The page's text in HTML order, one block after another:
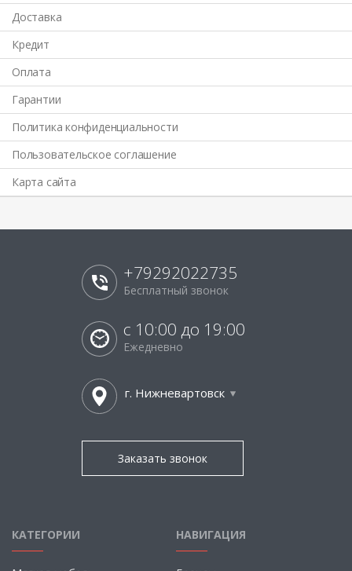
Доставка
Кредит
Оплата
Гарантии
Политика конфиденциальности
Пользовательское соглашение
Карта сайта
+79292022735
Бесплатный звонок
с 10:00 до 19:00
Ежедневно
г. Нижневартовск
Заказать звонок
КАТЕГОРИИ НАВИГАЦИЯ